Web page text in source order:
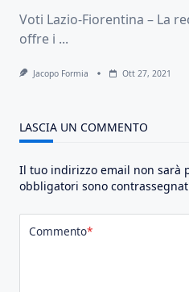
Voti Lazio-Fiorentina – La
offre i ...
Jacopo Formia Ott 27, 2021
LASCIA UN COMMENTO
Il tuo indirizzo email non sarà
obbligatori sono
Commento*